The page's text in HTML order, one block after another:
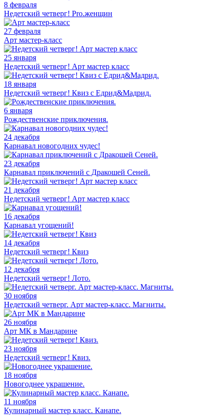
8 февраля
Недетский четверг! Pro.женщин
27 февраля
Арт мастер-класс
25 января
Недетский четверг! Арт мастер класс
18 января
Недетский четверг! Квиз с Едрид&Мадрид.
6 января
Рождественские приключения.
24 декабря
Карнавал новогодних чудес!
23 декабря
Карнавал приключений с Дракошей Сеней.
21 декабря
Недетский четверг! Арт мастер класс
16 декабря
Карнавал угощений!
14 декабря
Недетский четверг! Квиз
12 декабря
Недетский четверг! Лото.
30 ноября
Недетский четверг. Арт мастер-класс. Магниты.
26 ноября
Арт МК в Мандарине
23 ноября
Недетский четверг! Квиз.
18 ноября
Новогоднее украшение.
11 ноября
Кулинарный мастер класс. Канапе.